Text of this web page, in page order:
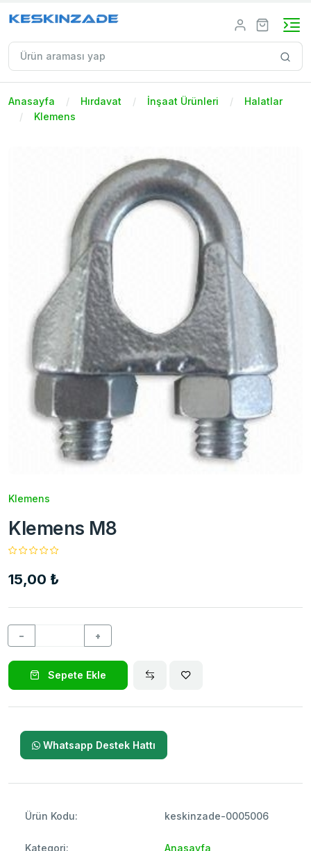
Anasayfa Hırdavat İnşaat Ürünleri
Halatlar
Klemens
Klemens
Klemens M8
15,00 ₺
− +
Sepete Ekle
Whatsapp Destek Hattı
Ürün Kodu: keskinzade-0005006
Kategori: Anasayfa